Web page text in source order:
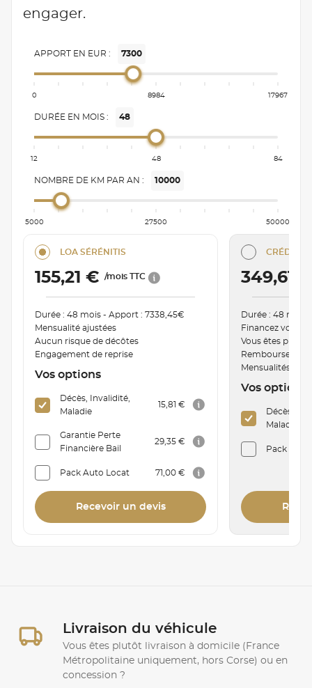
engager.
APPORT EN EUR : 7300
0 8984 17967
DURÉE EN MOIS : 48
12 48 84
NOMBRE DE KM PAR AN : 10000
5000 27500 50000
LOA SÉRÉNITIS
155,21 €/mois TTC
Durée : 48 mois - Apport : 7338,45€
Mensualité ajustées
Aucun risque de décôtes
Engagement de reprise
Vos options
Décès, Invalidité,
Maladie
15,81 €
Garantie Perte
Financière Bail
29,35 €
Pack Auto Locat 71,00 €
Recevoir un devis
CRÉDIT
349,61
Durée : 48 mois
Financez votre
Vous êtes
Mensualités
Vos options
Décès,
Maladie
Pack Auto
Livraison du véhicule
Vous êtes plutôt livraison à domicile (France
Métropolitaine uniquement, hors Corse) ou en
concession ?